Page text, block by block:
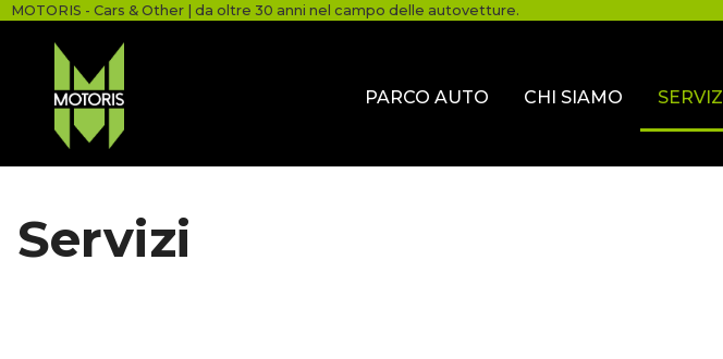
MOTORIS - Cars & Other | da oltre 30 anni nel campo delle autovetture.
PARCO AUTO CHI SIAMO SERVIZI
Servizi